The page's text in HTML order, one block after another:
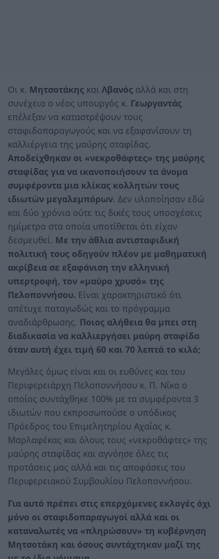
Οι κ. Μητσοτάκης και Λβανός αλλά και στη
συνέχεια ο νέος υπουργός κ. Γεωργαντάς
επέλεξαν να καταστρέψουν τους
σταφιδοπαραγωγούς και να εξαφανίσουν τη
καλλιέργεια της μαύρης σταφίδας.
Αποδείχθηκαν οι «νεκροθάφτες» της μαύρης
σταφίδας για να ικανοποιήσουν τα άνομα
συμφέροντα μια κλίκας κολλητών τους
ιδιωτών μεγαλεμπόρων. Δεν υλοποίησαν εδώ
και δύο χρόνια ούτε τις δικές τους υποσχέσεις
ημίμετρα στα οποία υποτίθεται ότι είχαν
δεσμευθεί. Με την άθλια αντισταφιδική
πολιτική τους οδηγούν πλέον με μαθηματική
ακρίβεια σε εξαφάνιση την ελληνική
υπερτροφή, τον «μαύρο χρυσό» της
Πελοποννήσου. Είναι χαρακτηριστικό ότι
απέτυχε παταγωδώς και το πρόγραμμα
αναδιάρθρωσης. Ποιος αλήθεια θα μπει στη
διαδικασία να καλλιεργήσει μαύρη σταφίδα
όταν αυτή έχει τιμή 60 και 70 λεπτά το κιλό;
Μεγάλες όμως είναι και οι ευθύνες και του
Περιφερειάρχη Πελοποννήσου κ. Π. Νίκα ο
οποίος συντάχθηκε 100% με τα συμφέροντα 3
ιδιωτών που εκπροσωπούσε ο υπόδικος
Πρόεδρος του Επιμελητηρίου Αχαΐας κ.
Μαρλαφέκας και όλους τους «νεκροθάφτες» της
μαύρης σταφίδας και αγνόησε όλες τις
προτάσεις μας αλλά και τις αποφάσεις του
Περιφερειακού Συμβουλίου Πελοποννήσου.
Για αυτό πρέπει στις επερχόμενες εκλογές όχι
μόνο οι σταφιδοπαραγωγοί αλλά και οι
καταναλωτές να «πληρώσουν» τη κυβέρνηση
Μητσοτάκη και όσους συντάχτηκαν μαζί της